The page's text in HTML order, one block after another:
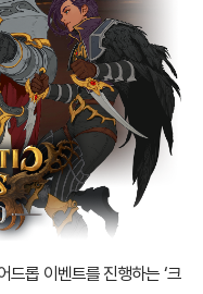
롭 이벤트를 진행하는 ‘크